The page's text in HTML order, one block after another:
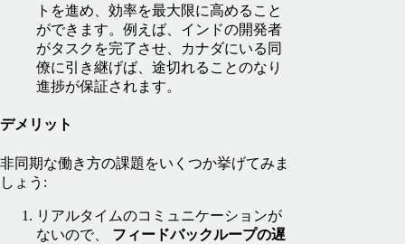
トを進め、効率を最大限に高めること
ができます。例えば、インドの開発者
がタスクを完了させ、カナダにいる同
僚に引き継げば、途切れることのなり
進捗が保証されます。
デメリット
非同期な働き方の課題をいくつか挙げてみま
しょう:
リアルタイムのコミュニケーションが
ないので、 フィードバックループの遅